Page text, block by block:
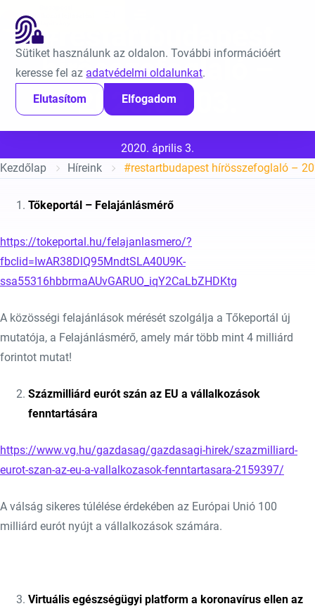
Sütiket használunk az oldalon. További információért
keresse fel az adatvédelmi oldalunkat.
Elutasítom
Elfogadom
Ugrás a tartalomra
#restartbudapest
hírösszefoglaló –
2020.04.03.
Közzétéve:
2020. április 3.
Kezdőlap
Híreink #restartbudapest hírösszefoglaló –
Tőkeportál – Felajánlásmérő
https://tokeportal.hu/felajanlasmero/?
fbclid=IwAR38DlQ95MndtSLA40U9K-
ssa55316hbbrmaAUvGARUO_iqY2CaLbZHDKtg
A közösségi felajánlások mérését szolgálja a Tőkeportál új
mutatója, a Felajánlásmérő, amely már több mint 4 milliárd
forintot mutat!
Százmilliárd eurót szán az EU a vállalkozások
fenntartására
https://www.vg.hu/gazdasag/gazdasagi-hirek/szazmilliard-
eurot-szan-az-eu-a-vallalkozasok-fenntartasara-2159397/
A válság sikeres túlélése érdekében az Európai Unió 100
milliárd eurót nyújt a vállalkozások számára.
Virtuális egészségügyi platform a koronavírus ellen az